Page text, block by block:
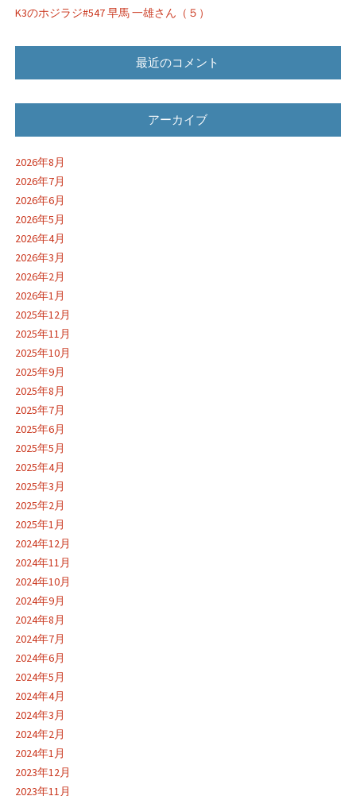
K3のホジラジ#547 早馬 一雄さん（５）
最近のコメント
アーカイブ
2026年8月
2026年7月
2026年6月
2026年5月
2026年4月
2026年3月
2026年2月
2026年1月
2025年12月
2025年11月
2025年10月
2025年9月
2025年8月
2025年7月
2025年6月
2025年5月
2025年4月
2025年3月
2025年2月
2025年1月
2024年12月
2024年11月
2024年10月
2024年9月
2024年8月
2024年7月
2024年6月
2024年5月
2024年4月
2024年3月
2024年2月
2024年1月
2023年12月
2023年11月